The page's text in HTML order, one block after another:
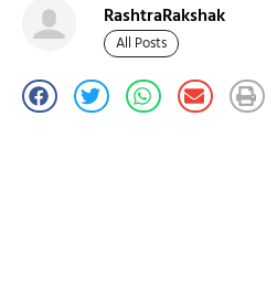
RashtraRakshak
All Posts